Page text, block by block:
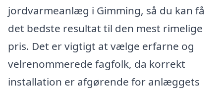
jordvarmeanlæg i Gimming, så du kan få
det bedste resultat til den mest rimelige
pris. Det er vigtigt at vælge erfarne og
velrenommerede fagfolk, da korrekt
installation er afgørende for anlæggets